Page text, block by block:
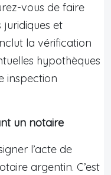
vous de faire
juridiques et
la vérification
hypothèques
inspection
un notaire
l’acte de
argentin. C’est